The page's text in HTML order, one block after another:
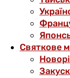
Святкове